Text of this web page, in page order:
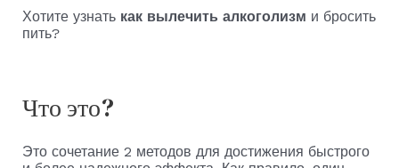
Хотите узнать как вылечить алкоголизм и бросить
пить?
Что это?
Это сочетание 2 методов для достижения быстрого